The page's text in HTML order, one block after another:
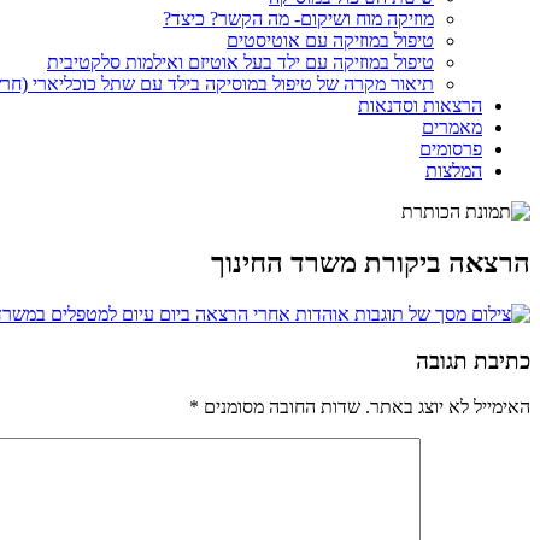
מוזיקה מוח ושיקום- מה הקשר? כיצד?
טיפול במוזיקה עם אוטיסטים
טיפול במוזיקה עם ילד בעל אוטיזם ואילמות סלקטיבית
תיאור מקרה של טיפול במוסיקה בילד עם שתל כוכליארי
הרצאות וסדנאות
מאמרים
פרסומים
המלצות
הרצאה ביקורת משרד החינוך
כתיבת תגובה
האימייל לא יוצג באתר. שדות החובה מסומנים *